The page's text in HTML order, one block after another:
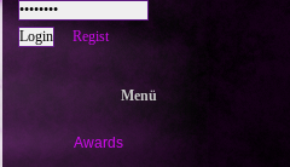
Regist
Menü
Awards